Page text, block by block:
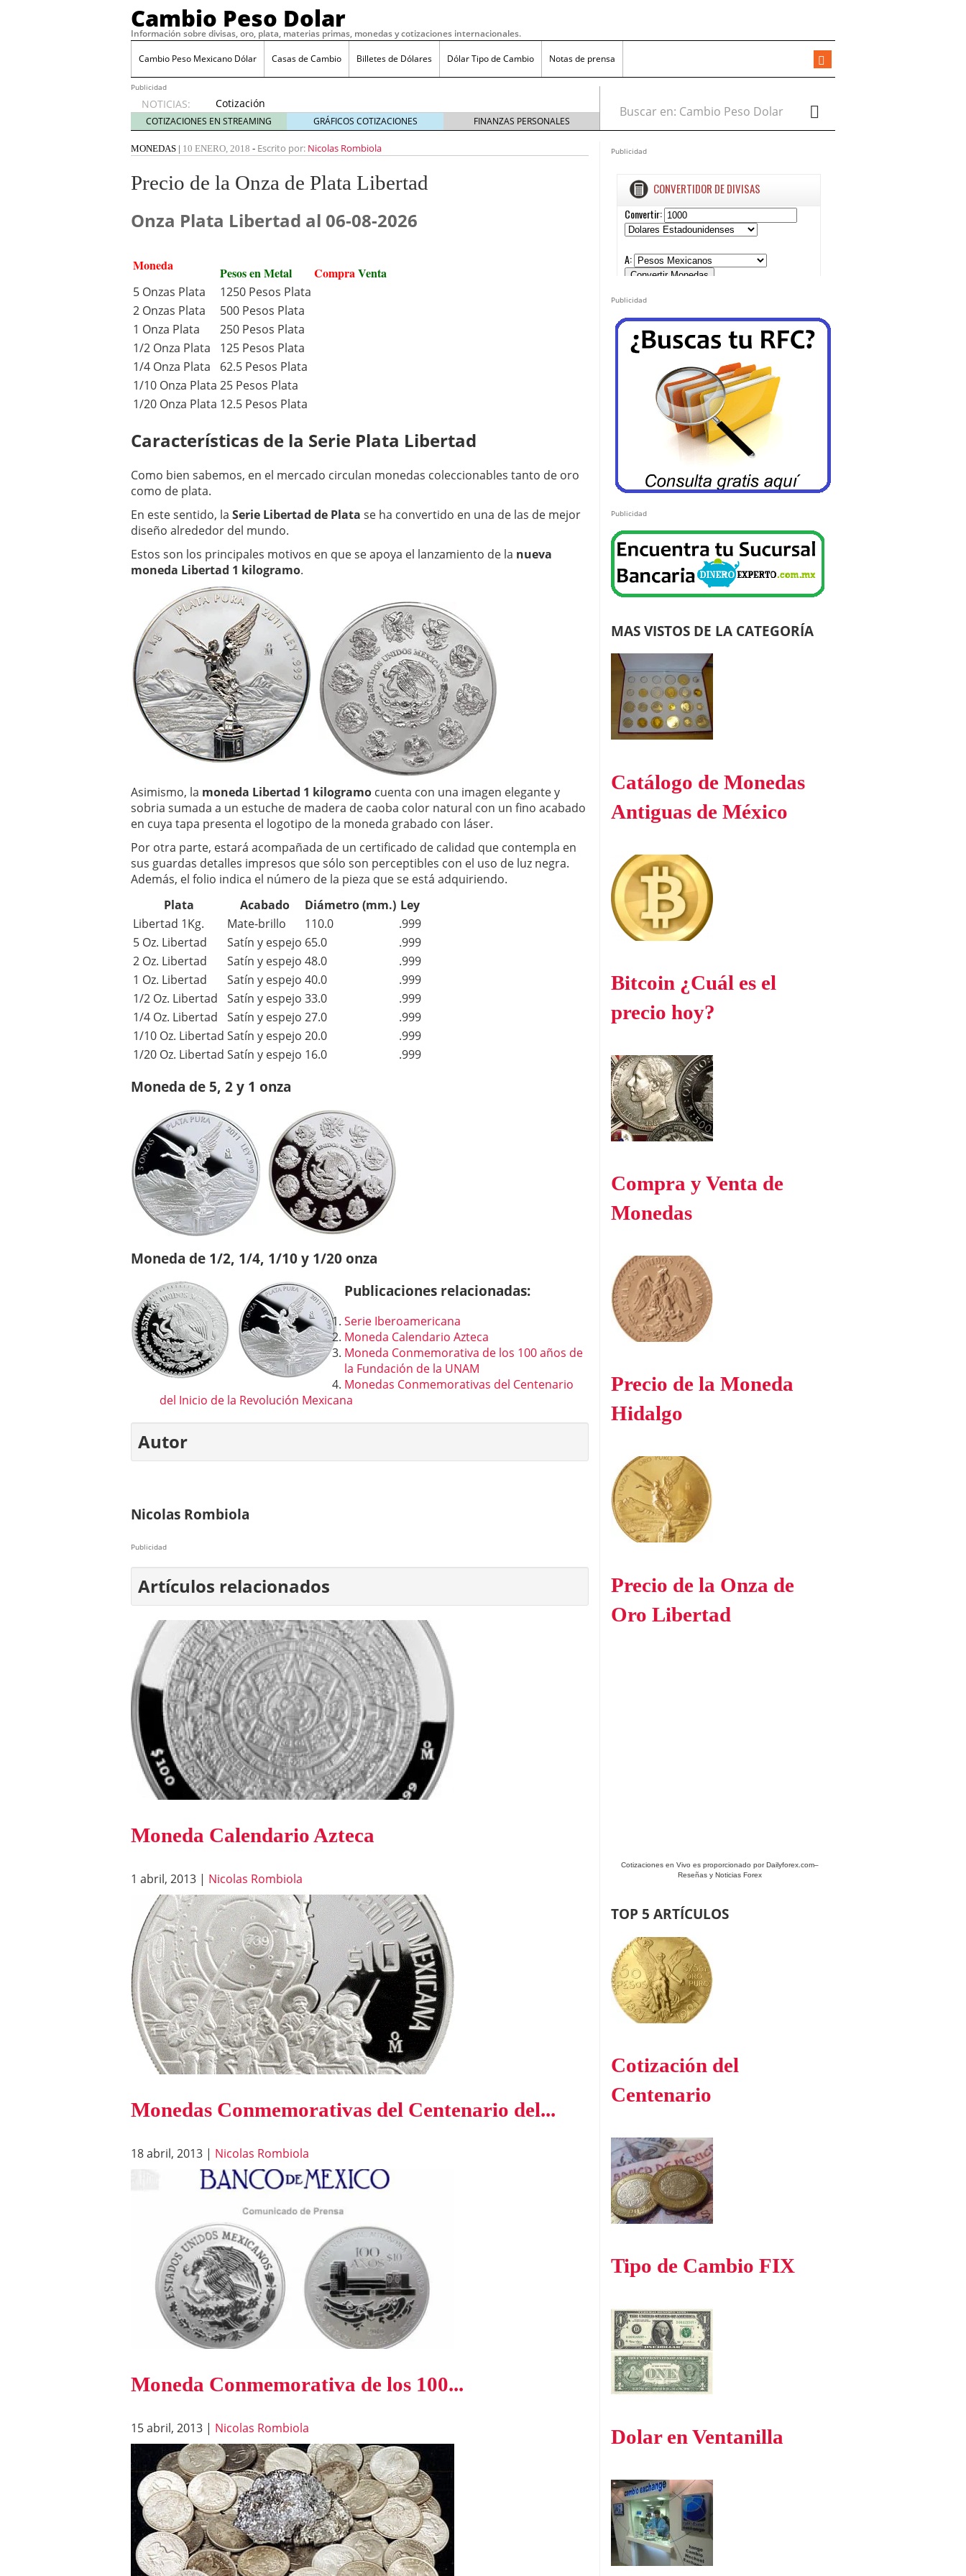
Cambio Peso Dolar
Información sobre divisas, oro, plata, materias primas, monedas y cotizaciones internacionales.
Cambio Peso Mexicano Dólar Casas de Cambio Billetes de Dólares Dólar Tipo de Cambio Notas de prensa
Publicidad
NOTICIAS:
Cotización
del
Centenario
febrero
10, 2020
Tipo de Cambio FIX
junio 7, 2016
Dolar en Ventanilla mayo 17, 2016
Trump considera aranceles al cobre: posibles repercusiones para México
Perspectivas para el peso mexicano en 2025: ¿qué esperar?
El peso mexicano frente al dólar: ¿qué está pasando en 2025?
2025
COTIZACIONES EN STREAMING GRÁFICOS COTIZACIONES FINANZAS PERSONALES
Buscar en:
MONEDAS | 10 ENERO, 2018 - Escrito por: Nicolas Rombiola
Precio de la Onza de Plata Libertad
Onza Plata Libertad al 06-08-2026
Moneda Pesos en Metal CompraVenta
5 Onzas Plata
1250 Pesos Plata
2 Onzas Plata
500 Pesos Plata
1 Onza Plata
250 Pesos Plata
1/2 Onza Plata
125 Pesos Plata
1/4 Onza Plata
62.5 Pesos Plata
1/10 Onza Plata 25 Pesos Plata
1/20 Onza Plata 12.5 Pesos Plata
Características de la Serie Plata Libertad
Como bien sabemos, en el mercado circulan monedas coleccionables tanto de oro
como de plata.
En este sentido, la Serie Libertad de Plata se ha convertido en una de las de mejor
diseño alrededor del mundo.
Estos son los principales motivos en que se apoya el lanzamiento de la nueva
moneda Libertad 1 kilogramo.
Asimismo, la moneda Libertad 1 kilogramo cuenta con una imagen elegante y
sobria sumada a un estuche de madera de caoba color natural con un fino acabado
en cuya tapa presenta el logotipo de la moneda grabado con láser.
Por otra parte, estará acompañada de un certificado de calidad que contempla en
sus guardas detalles impresos que sólo son perceptibles con el uso de luz negra.
Además, el folio indica el número de la pieza que se está adquiriendo.
Plata
Acabado Diámetro (mm.) Ley
Libertad 1Kg.
Mate-brillo 110.0
.999
5 Oz. Libertad
Satín y espejo 65.0
.999
2 Oz. Libertad
Satín y espejo 48.0
.999
1 Oz. Libertad
Satín y espejo 40.0
.999
1/2 Oz. Libertad
Satín y espejo 33.0
.999
1/4 Oz. Libertad
Satín y espejo 27.0
.999
1/10 Oz. Libertad Satín y espejo 20.0
.999
1/20 Oz. Libertad Satín y espejo 16.0 .999
Moneda de 5, 2 y 1 onza
Moneda de 1/2, 1/4, 1/10 y 1/20 onza
Publicaciones relacionadas:
Serie Iberoamericana
Moneda Calendario Azteca
Moneda Conmemorativa de los 100 años de
la Fundación de la UNAM
Monedas Conmemorativas del Centenario
del Inicio de la Revolución Mexicana
Autor
Nicolas Rombiola
Publicidad
Artículos relacionados
Moneda Calendario Azteca
1 abril, 2013 | Nicolas Rombiola
Monedas Conmemorativas del Centenario del...
18 abril, 2013 | Nicolas Rombiola
Moneda Conmemorativa de los 100...
15 abril, 2013 | Nicolas Rombiola
Publicidad
Publicidad
Publicidad
MAS VISTOS DE LA CATEGORÍA
Catálogo de Monedas
Antiguas de México
Bitcoin ¿Cuál es el
precio hoy?
Compra y Venta de
Monedas
Precio de la Moneda
Hidalgo
Precio de la Onza de
Oro Libertad
Cotizaciones en Vivo es proporcionado porDailyforex.com–
Reseñas y Noticias Forex
TOP 5 ARTÍCULOS
Cotización del
Centenario
Tipo de Cambio FIX
Dolar en Ventanilla